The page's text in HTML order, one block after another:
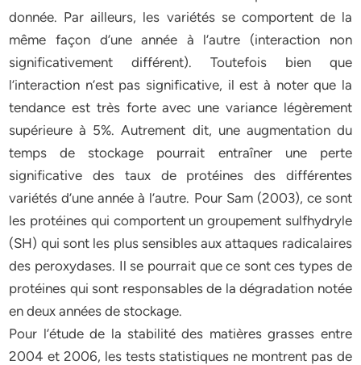
donnée. Par ailleurs, les variétés se comportent de la
même façon d’une année à l’autre (interaction non
significativement différent). Toutefois bien que
l’interaction n’est pas significative, il est à noter que la
tendance est très forte avec une variance légèrement
supérieure à 5%. Autrement dit, une augmentation du
temps de stockage pourrait entraîner une perte
significative des taux de protéines des différentes
variétés d’une année à l’autre. Pour Sam (2003), ce sont
les protéines qui comportent un groupement sulfhydryle
(SH) qui sont les plus sensibles aux attaques radicalaires
des peroxydases. Il se pourrait que ce sont ces types de
protéines qui sont responsables de la dégradation notée
en deux années de stockage.
Pour l’étude de la stabilité des matières grasses entre
2004 et 2006, les tests statistiques ne montrent pas de